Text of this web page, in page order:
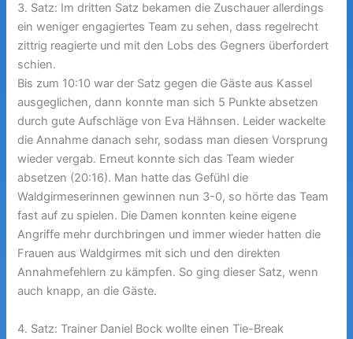
3. Satz: Im dritten Satz bekamen die Zuschauer allerdings
ein weniger engagiertes Team zu sehen, dass regelrecht
zittrig reagierte und mit den Lobs des Gegners überfordert
schien.
Bis zum 10:10 war der Satz gegen die Gäste aus Kassel
ausgeglichen, dann konnte man sich 5 Punkte absetzen
durch gute Aufschläge von Eva Hähnsen. Leider wackelte
die Annahme danach sehr, sodass man diesen Vorsprung
wieder vergab. Erneut konnte sich das Team wieder
absetzen (20:16). Man hatte das Gefühl die
Waldgirmeserinnen gewinnen nun 3-0, so hörte das Team
fast auf zu spielen. Die Damen konnten keine eigene
Angriffe mehr durchbringen und immer wieder hatten die
Frauen aus Waldgirmes mit sich und den direkten
Annahmefehlern zu kämpfen. So ging dieser Satz, wenn
auch knapp, an die Gäste.
4. Satz: Trainer Daniel Bock wollte einen Tie-Break